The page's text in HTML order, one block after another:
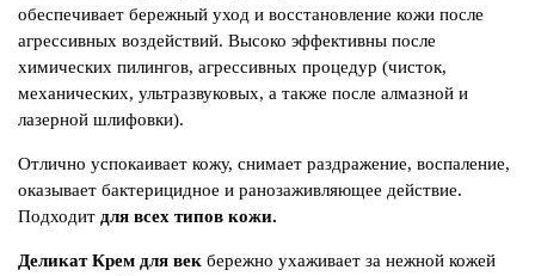
обеспечивает бережный уход и восстановление кожи после
агрессивных воздействий. Высоко эффективны после
химических пилингов, агрессивных процедур (чисток,
механических, ультразвуковых, а также после алмазной и
лазерной шлифовки).
Отлично успокаивает кожу, снимает раздражение, воспаление,
оказывает бактерицидное и ранозаживляющее действие.
Подходит для всех типов кожи.
Деликат Крем для век бережно ухаживает за нежной кожей